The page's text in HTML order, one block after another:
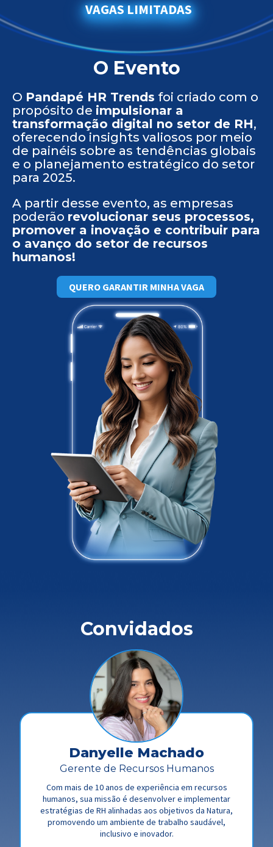
VAGAS LIMITADAS
O Evento
O Pandapé HR Trends foi criado com o
propósito de impulsionar a
transformação digital no setor de RH,
oferecendo insights valiosos por meio
de painéis sobre as tendências globais
e o planejamento estratégico do setor
para 2025.
A partir desse evento, as empresas
poderão revolucionar seus processos,
promover a inovação e contribuir para
o avanço do setor de recursos
humanos!
QUERO GARANTIR MINHA VAGA
Convidados
Danyelle Machado
Gerente de Recursos Humanos
Com mais de 10 anos de experiência em recursos
humanos, sua missão é desenvolver e implementar
estratégias de RH alinhadas aos objetivos da Natura,
promovendo um ambiente de trabalho saudável,
inclusivo e inovador.